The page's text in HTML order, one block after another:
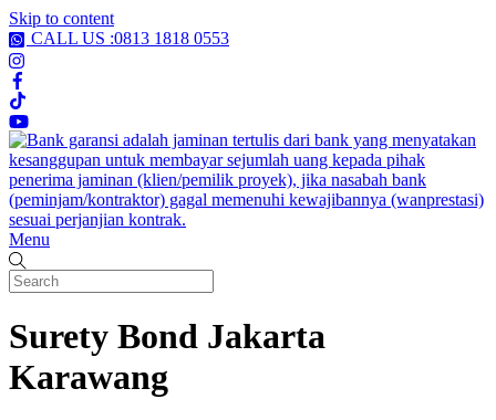
Skip to content
CALL US :0813 1818 0553
Menu
Surety Bond Jakarta
Karawang